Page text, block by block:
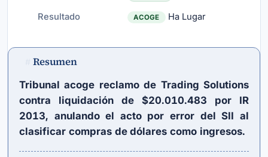
Resultado ACOGE Ha Lugar
Resumen
Tribunal acoge reclamo de Trading Solutions
contra liquidación de $20.010.483 por IR
2013, anulando el acto por error del SII al
clasificar compras de dólares como ingresos.